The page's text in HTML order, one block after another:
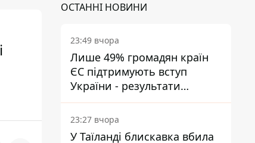
ОСТАННІ НОВИНИ
23:49 вчора
Лише 49% громадян країн
ЄС підтримують вступ
України - результати
опитування
23:27 вчора
У Таїланді блискавка вбила